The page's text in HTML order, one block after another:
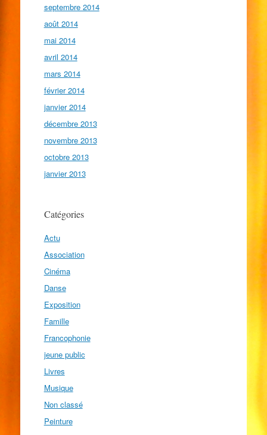
septembre 2014
août 2014
mai 2014
avril 2014
mars 2014
février 2014
janvier 2014
décembre 2013
novembre 2013
octobre 2013
janvier 2013
Catégories
Actu
Association
Cinéma
Danse
Exposition
Famille
Francophonie
jeune public
Livres
Musique
Non classé
Peinture